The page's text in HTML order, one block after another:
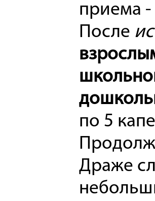
приема -
После
по 5
Драже